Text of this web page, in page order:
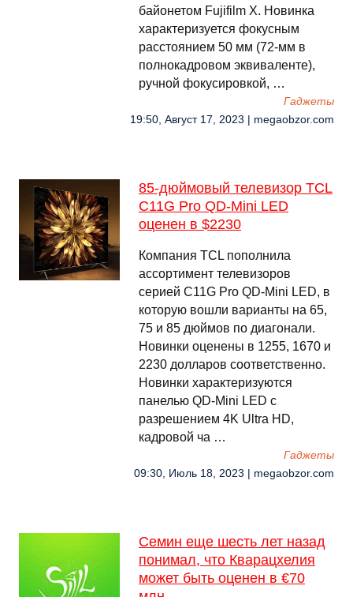
байонетом Fujifilm X. Новинка
характеризуется фокусным
расстоянием 50 мм (72-мм в
полнокадровом эквиваленте),
ручной фокусировкой, …
Гаджеты
19:50, Август 17, 2023 | megaobzor.com
85-дюймовый телевизор TCL
C11G Pro QD-Mini LED
оценен в $2230
Компания TCL пополнила
ассортимент телевизоров
серией C11G Pro QD-Mini LED, в
которую вошли варианты на 65,
75 и 85 дюймов по диагонали.
Новинки оценены в 1255, 1670 и
2230 долларов соответственно.
Новинки характеризуются
панелью QD-Mini LED с
разрешением 4K Ultra HD,
кадровой ча …
Гаджеты
09:30, Июль 18, 2023 | megaobzor.com
Семин еще шесть лет назад
понимал, что Кварацхелия
может быть оценен в €70